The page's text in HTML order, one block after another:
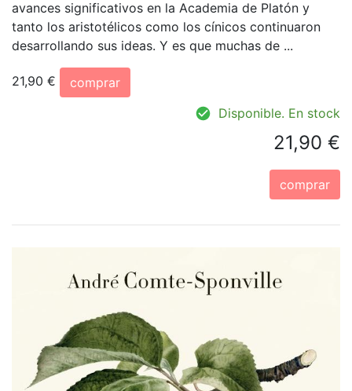
avances significativos en la Academia de Platón y
tanto los aristotélicos como los cínicos continuaron
desarrollando sus ideas. Y es que muchas de ...
21,90 €
comprar
Disponible. En stock
21,90 €
comprar